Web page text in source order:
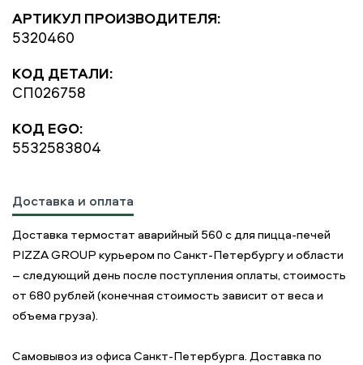
АРТИКУЛ ПРОИЗВОДИТЕЛЯ:
5320460
КОД ДЕТАЛИ:
СП026758
КОД EGO:
5532583804
Доставка и оплата
Доставка термостат аварийный 560 с для пицца-печей
PIZZA GROUP курьером по Санкт-Петербургу и области
– следующий день после поступления оплаты, стоимость
от 680 рублей (конечная стоимость зависит от веса и
объема груза).
Самовывоз из офиса Санкт-Петербурга. Доставка по